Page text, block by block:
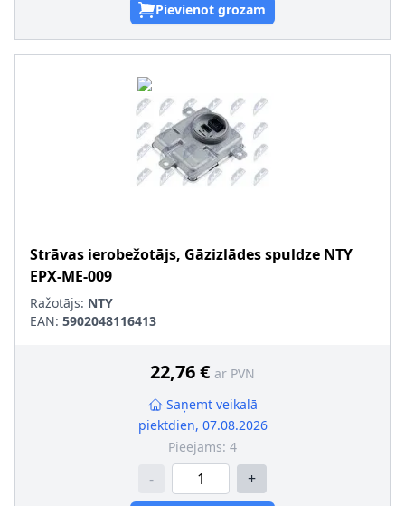
Pievienot grozam
Strāvas ierobežotājs, Gāzizlādes spuldze NTY
EPX-ME-009
Ražotājs: NTY
EAN: 5902048116413
22,76 € ar PVN
Saņemt veikalā
piektdien, 07.08.2026
Pieejams: 4
- +